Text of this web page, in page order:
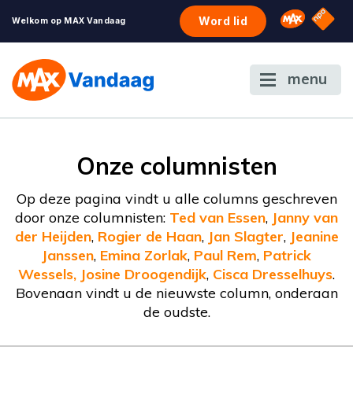
Welkom op MAX Vandaag Word lid Omroep
NPO
menu
Onze columnisten
Op deze pagina vindt u alle columns geschreven
door onze columnisten: Ted van Essen, Janny van
der Heijden, Rogier de Haan, Jan Slagter, Jeanine
Janssen, Emina Zorlak, Paul Rem, Patrick
Wessels, Josine Droogendijk, Cisca Dresselhuys.
Bovenaan vindt u de nieuwste column, onderaan
de oudste.